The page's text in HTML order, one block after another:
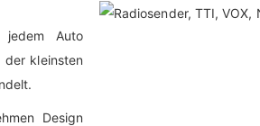
Auto
kleinsten
Design